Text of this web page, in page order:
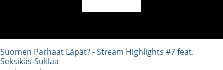
Suomen Parhaat Läpät? - Stream Highlights #7 feat.
Seksikäs-Suklaa